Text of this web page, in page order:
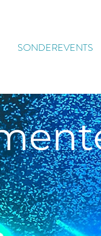
SONDEREVENTS